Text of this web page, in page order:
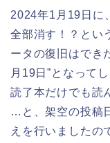
2024年1月19日に
全部消す！？とい
ータの復旧はでき
月19日”となって
読了本だけでも読
…と、架空の投稿
えを行いましたの